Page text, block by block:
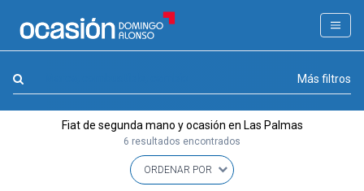
FILTROS
APPROVED
Más filtros
Fiat de segunda mano y ocasión en Las Palmas
6 resultados encontrados